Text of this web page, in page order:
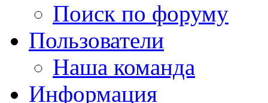
Поиск по форуму
Пользователи
Наша команда
Информация